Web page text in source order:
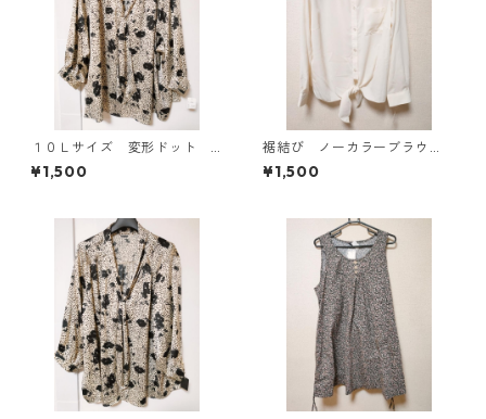
１０Ｌサイズ 変形ドット
花柄 ボウタイブラウス オ
フホワイト KAE-4775
¥1,500
裾結び ノーカラーブラウ
ス ３Ｌ アイボリー KAE-
4813
¥1,500